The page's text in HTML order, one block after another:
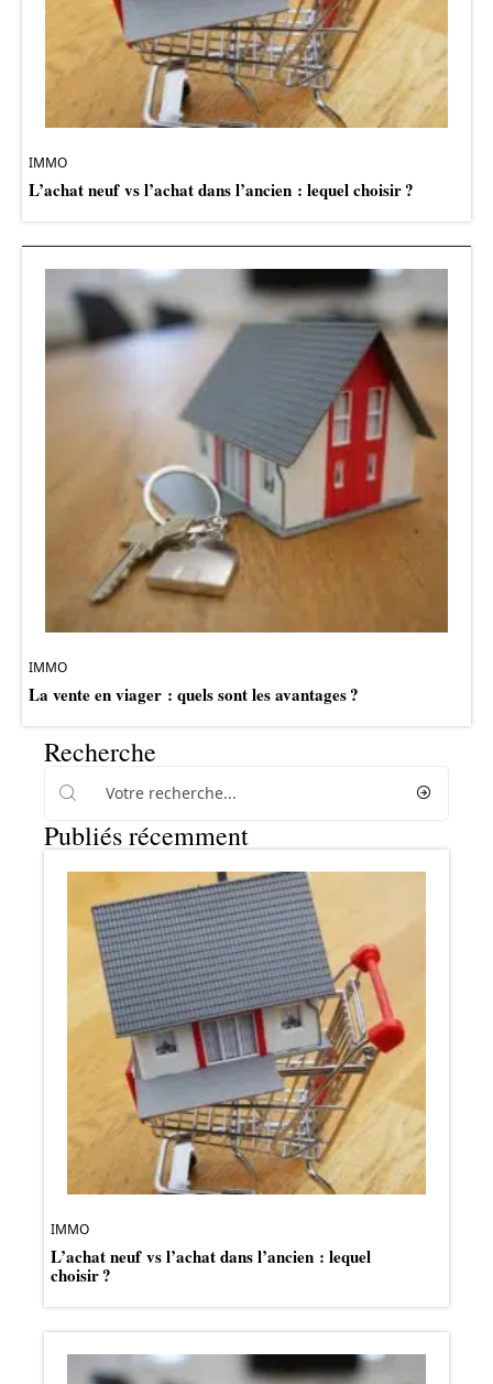
IMMO
L’achat neuf vs l’achat dans l’ancien : lequel choisir ?
IMMO
La vente en viager : quels sont les avantages ?
Recherche
Publiés récemment
IMMO
L’achat neuf vs l’achat dans l’ancien : lequel
choisir ?